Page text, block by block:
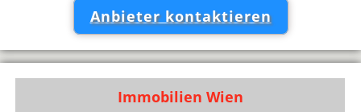
Anbieter kontaktieren
Immobilien Wien